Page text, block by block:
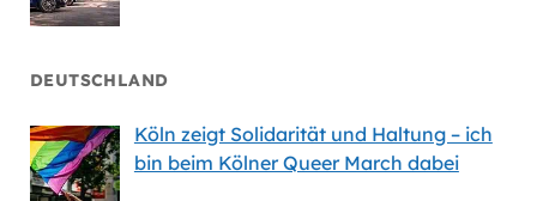
DEUTSCHLAND
Köln zeigt Solidarität und Haltung – ich
bin beim Kölner Queer March dabei